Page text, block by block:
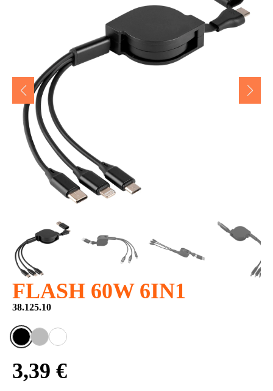
FLASH 60W 6IN1
38.125.10
3,39 €